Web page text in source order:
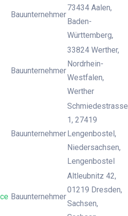
Bauunternehmer
73434 Aalen,
Baden-
Württemberg,
Bauunternehmer
33824 Werther,
Nordrhein-
Westfalen,
Werther
Bauunternehmer
Schmiedestrasse
1, 27419
Lengenbostel,
Niedersachsen,
Lengenbostel
Bauunternehmer
Altleubnitz 42,
01219 Dresden,
Sachsen,